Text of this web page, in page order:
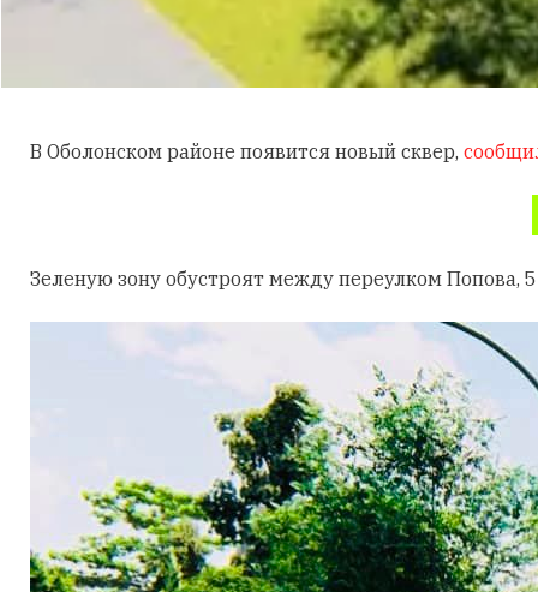
В Оболонском районе появится новый сквер,
Зеленую зону обустроят между переулком Попова,